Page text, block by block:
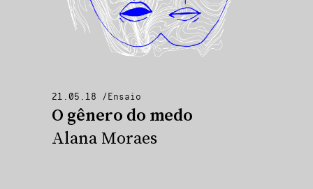
21.05.18 /Ensaio
O gênero do medo
Alana Moraes